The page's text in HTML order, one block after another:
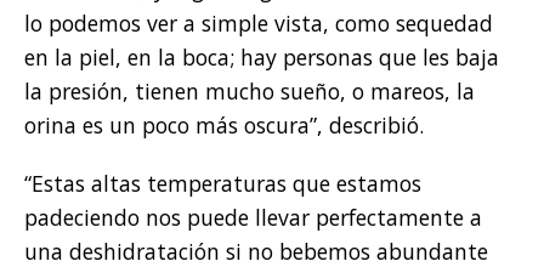
lo podemos ver a simple vista, como sequedad
en la piel, en la boca; hay personas que les baja
la presión, tienen mucho sueño, o mareos, la
orina es un poco más oscura”, describió.
“Estas altas temperaturas que estamos
padeciendo nos puede llevar perfectamente a
una deshidratación si no bebemos abundante